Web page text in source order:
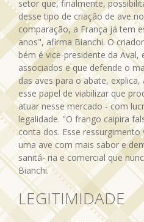
setor que, finalmente,
desse tipo de criação de ave
comparação, a França já tem
anos", afirma Bianchi. O
bém é vice-presidente da Aval,
associados e que defende o
das aves para o abate,
esse papel de viabilizar que
atuar nesse mercado - com
legalidade. "O frango caipira
conta dos. Esse
uma ave com mais sabor e
sanitá- ria e comercial que
Bianchi.
LEGITIMIDADE